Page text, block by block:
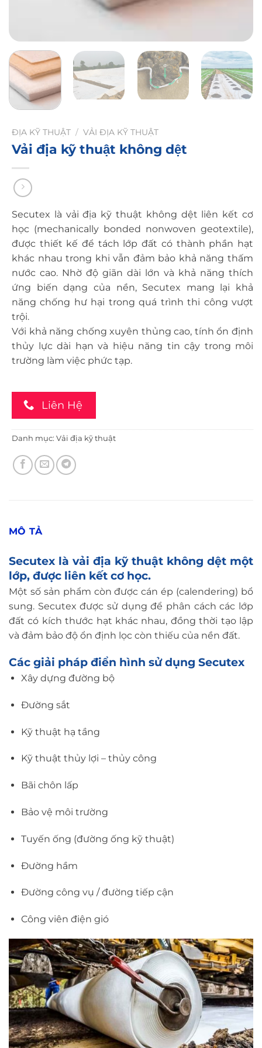
ĐỊA KỸ THUẬT / VẢI ĐỊA KỸ THUẬT
Vải địa kỹ thuật không dệt
Secutex là vải địa kỹ thuật không dệt liên kết cơ
học (mechanically bonded nonwoven geotextile),
được thiết kế để tách lớp đất có thành phần hạt
khác nhau trong khi vẫn đảm bảo khả năng thấm
nước cao. Nhờ độ giãn dài lớn và khả năng thích
ứng biến dạng của nền, Secutex mang lại khả
năng chống hư hại trong quá trình thi công vượt
trội.
Với khả năng chống xuyên thủng cao, tính ổn định
thủy lực dài hạn và hiệu năng tin cậy trong môi
trường làm việc phức tạp.
Liên Hệ
Danh mục: Vải địa kỹ thuật
MÔ TẢ
Secutex là vải địa kỹ thuật không dệt một
lớp, được liên kết cơ học.
Một số sản phẩm còn được cán ép (calendering) bổ
sung. Secutex được sử dụng để phân cách các lớp
đất có kích thước hạt khác nhau, đồng thời tạo lập
và đảm bảo độ ổn định lọc còn thiếu của nền đất.
Các giải pháp điển hình sử dụng Secutex
Xây dựng đường bộ
Đường sắt
Kỹ thuật hạ tầng
Kỹ thuật thủy lợi – thủy công
Bãi chôn lấp
Bảo vệ môi trường
Tuyến ống (đường ống kỹ thuật)
Đường hầm
Đường công vụ / đường tiếp cận
Công viên điện gió